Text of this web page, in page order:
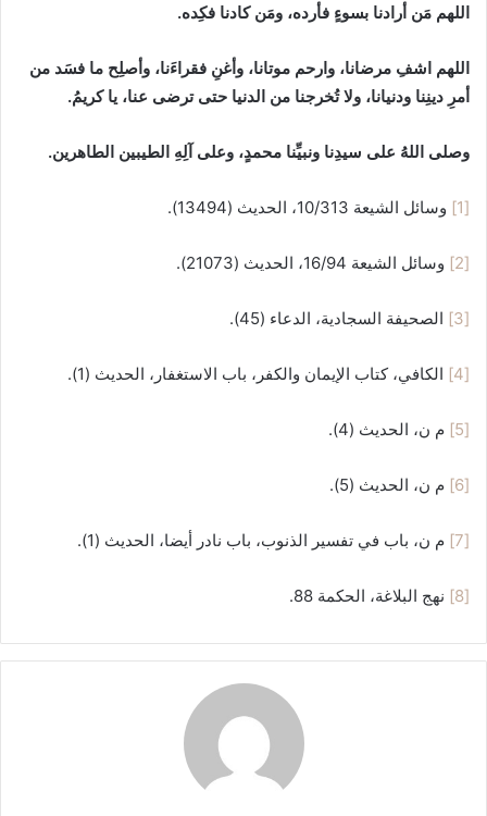
اللهم مَن أرادنا بسوءٍ فأرده، ومَن كادنا فكِده.
اللهم اشفِ مرضانا، وارحم موتانا، وأغنِ فقراءَنا، وأصلِح ما فسَد من
أمرِ دينِنا ودنيانا، ولا تُخرجنا من الدنيا حتى ترضى عنا، يا كريمُ.
وصلى اللهُ على سيدِنا ونبيِّنا محمدٍ، وعلى آلِهِ الطيبين الطاهرين.
[1] وسائل الشيعة 10/313، الحديث (13494).
[2] وسائل الشيعة 16/94، الحديث (21073).
[3] الصحيفة السجادية، الدعاء (45).
[4] الكافي، كتاب الإيمان والكفر، باب الاستغفار، الحديث (1).
[5] م ن، الحديث (4).
[6] م ن، الحديث (5).
[7] م ن، باب في تفسير الذنوب، باب نادر أيضا، الحديث (1).
[8] نهج البلاغة، الحكمة 88.